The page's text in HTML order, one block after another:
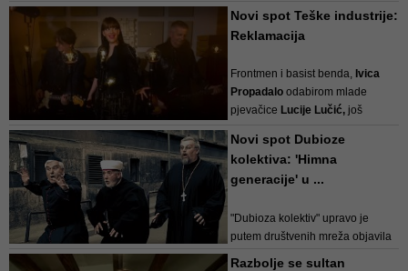
kadrove koncerta u Beogradu,
koji je ova muzičarka sa svojim
Novi spot Teške industrije:
Reklamacija
Frontmen i basist benda, Ivica
Propadalo odabirom mlade
pjevačice Lucije Lučić, još
slušateljima i budućim, mladim
nadama: “Vjerujem u mlade ljude
i ...
Novi spot Dubioze
kolektiva: 'Himna
generacije' u ...
"Dubioza kolektiv" upravo je
putem društvenih mreža objavila
Razbolje se sultan